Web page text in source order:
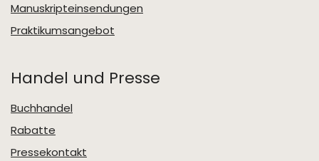
Manuskripteinsendungen
Praktikumsangebot
Handel und Presse
Buchhandel
Rabatte
Pressekontakt